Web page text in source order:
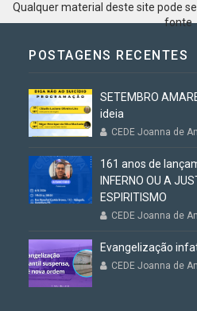
Qualquer material deste site pode
fonte
POSTAGENS RECENTES
SETEMBRO
ideia
CEDE Joanna de
161 anos de
INFERNO OU A
ESPIRITISMO
CEDE Joanna de
Evangelização
CEDE Joanna de